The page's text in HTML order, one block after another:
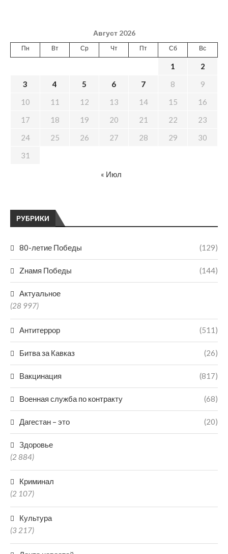
РУБРИКИ
80-летие Победы (129)
Zнамя Победы (144)
Актуальное
(28 997)
Антитеррор (511)
Битва за Кавказ (26)
Вакцинация (817)
Военная служба по контракту (68)
Дагестан – это (20)
Здоровье
(2 884)
Криминал
(2 107)
Культура
(3 217)
Август 2026
Пн Вт Ср Чт Пт Сб Вс
1
2
3
4 5 6 7 8
9
10
11 12 13 14 15
16
17
18 19 20 21 22
23
24
25 26 27 28 29
30
31
« Июл